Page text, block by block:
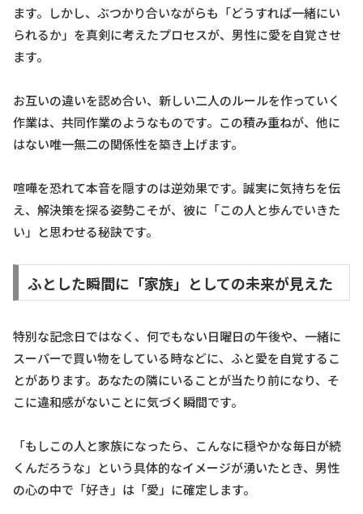
ます。しかし、ぶつかり合いながらも「どうすれば一緒にい
られるか」を真剣に考えたプロセスが、男性に愛を自覚させ
ます。
お互いの違いを認め合い、新しい二人のルールを作っていく
作業は、共同作業のようなものです。この積み重ねが、他に
はない唯一無二の関係性を築き上げます。
喧嘩を恐れて本音を隠すのは逆効果です。誠実に気持ちを伝
え、解決策を探る姿勢こそが、彼に「この人と歩んでいきた
い」と思わせる秘訣です。
ふとした瞬間に「家族」としての未来が見えた
特別な記念日ではなく、何でもない日曜日の午後や、一緒に
スーパーで買い物をしている時などに、ふと愛を自覚するこ
とがあります。あなたの隣にいることが当たり前になり、そ
こに違和感がないことに気づく瞬間です。
「もしこの人と家族になったら、こんなに穏やかな毎日が続
くんだろうな」という具体的なイメージが湧いたとき、男性
の心の中で「好き」は「愛」に確定します。